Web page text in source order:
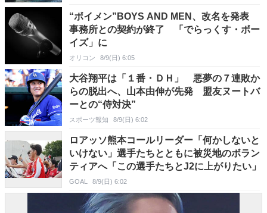
“ボイメン”BOYS AND MEN、改名を発表
事務所との契約が終了 「でらっくす・ボー
イズ」に
オリコン 8/9(日) 6:05
大谷翔平は「１番・ＤＨ」 悪夢の７連敗か
らの脱出へ、山本由伸が先発 盟友ヌートバ
ーとの“侍対決”
スポーツ報知 8/9(日) 6:02
ロアッソ熊本コールリーダー「何かしないと
いけない」選手たちとともに被災地のボラン
ティアへ「この選手たちとJ2に上がりたい」
GOAL 8/9(日) 6:02